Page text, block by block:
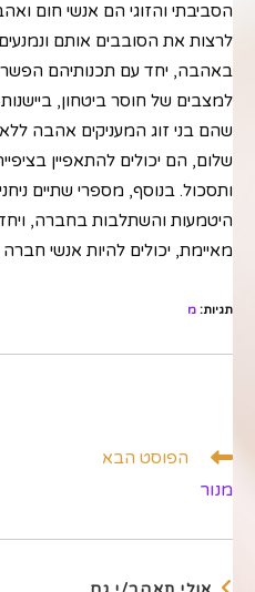
הסביבתי והזוגי הם אנשי חום
לרצות את הסובבים אותם
באהבה, יחד עם תכנותיהם
למצבים של חוסר ביטחון, ביישנות
שהם בני זוג המעניקים אהבה ללא
שלום, הם יכולים להתאפיין
ותסכול. בנוסף, מספרי שתיים
היטמעות והשתלבות בחברה,
מאיימת, יכולים להיות אנשי חברה
תגיות: מ
הפוסט הבא
מנור